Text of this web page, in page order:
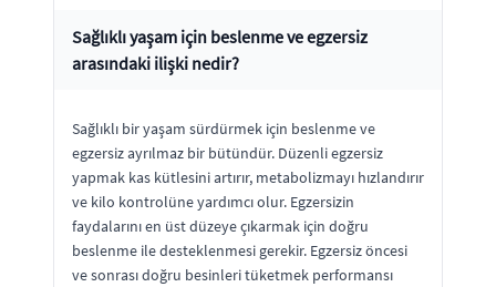
Sağlıklı yaşam için beslenme ve egzersiz
arasındaki ilişki nedir?
Sağlıklı bir yaşam sürdürmek için beslenme ve
egzersiz ayrılmaz bir bütündür. Düzenli egzersiz
yapmak kas kütlesini artırır, metabolizmayı hızlandırır
ve kilo kontrolüne yardımcı olur. Egzersizin
faydalarını en üst düzeye çıkarmak için doğru
beslenme ile desteklenmesi gerekir. Egzersiz öncesi
ve sonrası doğru besinleri tüketmek performansı